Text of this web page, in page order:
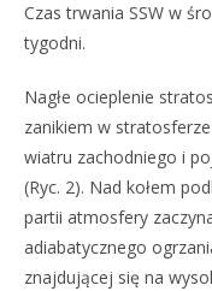
Czas trwania SSW w
tygodni.
Nagłe ocieplenie
zanikiem w
wiatru zachodniego i
(Ryc. 2). Nad kołem
partii atmosfery
adiabatycznego
znajdującej się na